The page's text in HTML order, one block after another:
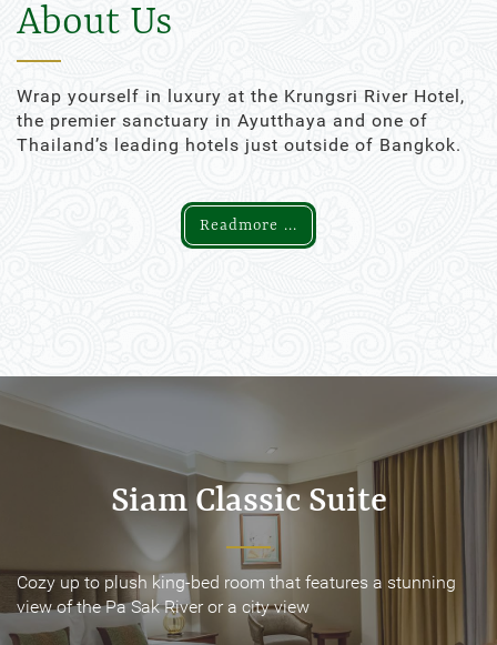
About Us
Wrap yourself in luxury at the Krungsri River Hotel,
the premier sanctuary in Ayutthaya and one of
Thailand’s leading hotels just outside of Bangkok.
Readmore ...
Siam Classic Suite
Cozy up to plush king-bed room that features a stunning
view of the Pa Sak River or a city view
Siam Classic Suite
Cozy up to plush king-bed room that features a stunning
view of the Pa Sak River or a city view